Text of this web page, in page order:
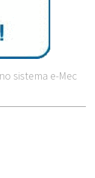
sistema e-Mec